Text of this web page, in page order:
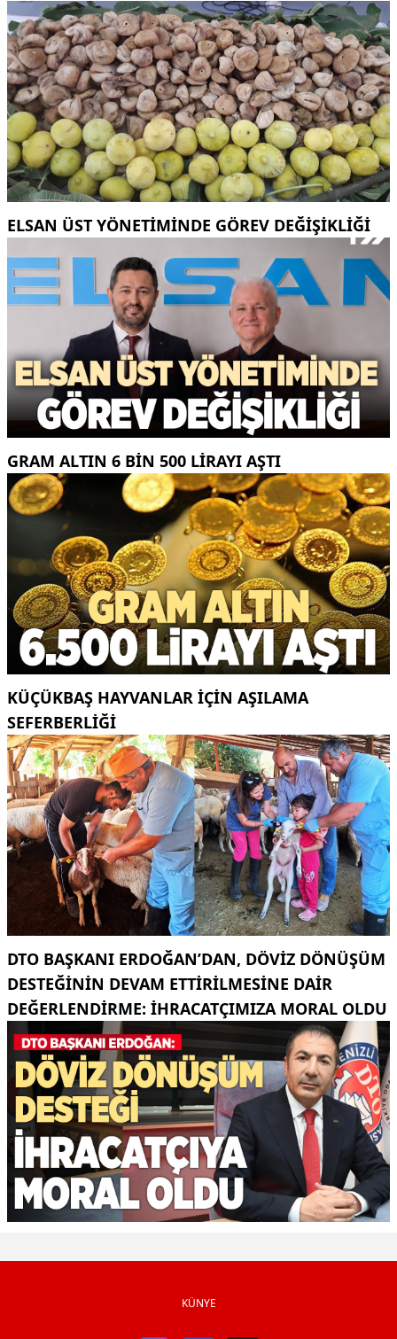
ELSAN ÜST YÖNETIMINDE GÖREV DEĞIŞIKLIĞI
GRAM ALTIN 6 BIN 500 LIRAYI AŞTI
KÜÇÜKBAŞ HAYVANLAR İÇİN AŞILAMA
SEFERBERLİĞİ
DTO BAŞKANI ERDOĞAN’DAN, DÖVIZ DÖNÜŞÜM
DESTEĞININ DEVAM ETTIRILMESINE DAIR
DEĞERLENDIRME: İHRACATÇIMIZA MORAL OLDU
KÜNYE